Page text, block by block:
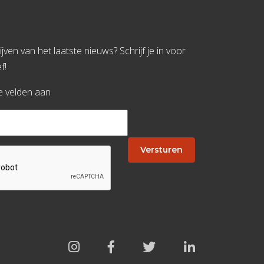
van het laatste nieuws? Schrijf je in voor
velden aan
Versturen